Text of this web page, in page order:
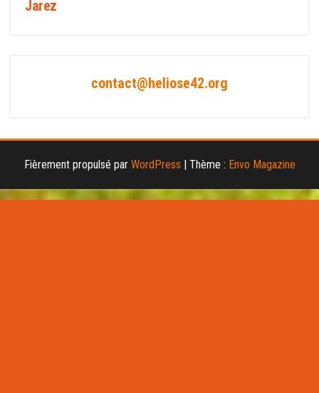
Jarez
contact@heliose42.org
Fièrement propulsé par WordPress | Thème : Envo Magazine